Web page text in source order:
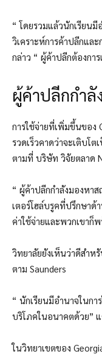
“ โดยรวมแล้วนักเรียนมี
วิเคราะห์การค้าปลีกแล
กล่าว “ ผู้ค้าปลีกต้องกา
ผู้ค้าปลีกกำลั
การใช้จ่ายที่เพิ่มขึ้นของ
รวดเร็วคาดว่าจะเติบโ
ตามที่ บริษัท วิจัยตลาด
“ ผู้ค้าปลีกกำลังมองหา
เตอร์โฮล์บรูคที่ปรึกษา
ค่าใช้จ่ายและพวกเขาก็
วิทยาลัยยังเห็นว่าดีสำห
ตาม Saunders
“ นักเรียนมีอำนาจในก
บริโภคในอนาคตด้วย”
ในวิทยาเขตของ